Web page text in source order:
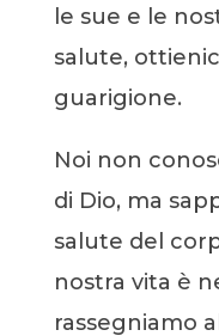
le sue e le
salute,
guarigione.
Noi non
di Dio, ma
salute del
nostra vita è
rassegniamo